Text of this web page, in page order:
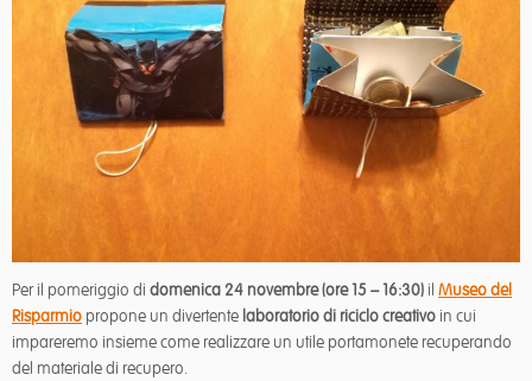
Per il pomeriggio di domenica 24 novembre (ore 15 – 16:30) il Museo del
Risparmio propone un divertente laboratorio di riciclo creativo in cui
impareremo insieme come realizzare un utile portamonete recuperando
del materiale di recupero.